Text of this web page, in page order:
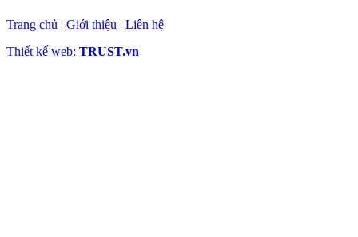
Trang chủ | Giới thiệu | Liên hệ
Thiết kế web: TRUST.vn